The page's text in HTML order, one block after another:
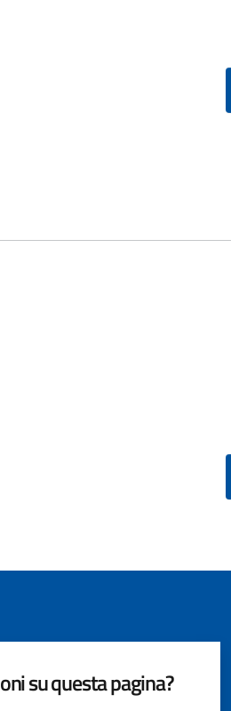
su questa pagina?